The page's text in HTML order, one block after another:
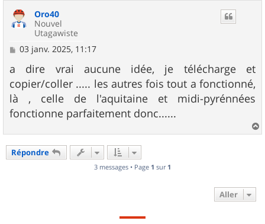
Oro40
Nouvel
Utagawiste
M
a
g
e
03 janv. 2025, 11:17
a dire vrai aucune idée, je télécharge et
copier/coller ..... les autres fois tout a fonctionné,
là , celle de l'aquitaine et midi-pyrénnées
fonctionne parfaitement donc......
a
Répondre
3 messages • Page 1 sur 1
Aller